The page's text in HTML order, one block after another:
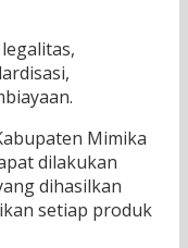
Mimika
dilakukan
dihasilkan
setiap produk